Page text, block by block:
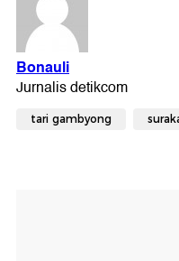
tari gambyong